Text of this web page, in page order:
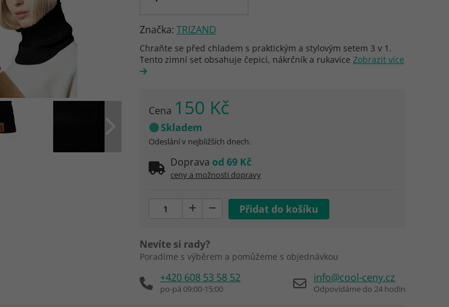
Značka: TRIZAND
Chraňte se před chladem s praktickým a stylovým setem 3 v 1.
Tento zimní set obsahuje čepici, nákrčník a rukavice Zobrazit více
Cena 150 Kč
Skladem
Odeslání v nejbližších dnech.
Doprava od 69 Kč
ceny a možnosti dopravy
Nevíte si rady?
Poradíme s výběrem a pomůžeme s objednávkou
+420 608 53 58 52
po-pá 09:00-15:00
info@cool-ceny.cz
Odpovídáme do 24 hodin